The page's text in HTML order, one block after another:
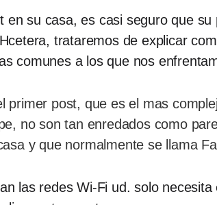
en su casa, es casi seguro que
trataremos de explicar
comunes a los que nos
primer post, que es el mas
no son tan enredados como
y que normalmente se llama
las redes Wi-Fi ud. solo